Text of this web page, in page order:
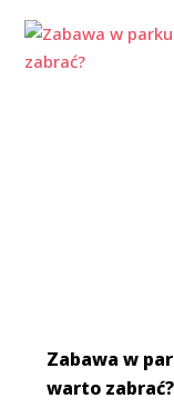
Zabawa w
warto zabrać?